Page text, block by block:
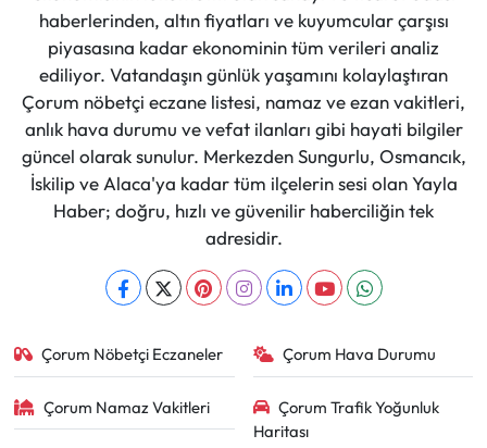
haberlerinden, altın fiyatları ve kuyumcular çarşısı
piyasasına kadar ekonominin tüm verileri analiz
ediliyor. Vatandaşın günlük yaşamını kolaylaştıran
Çorum nöbetçi eczane listesi, namaz ve ezan vakitleri,
anlık hava durumu ve vefat ilanları gibi hayati bilgiler
güncel olarak sunulur. Merkezden Sungurlu, Osmancık,
İskilip ve Alaca'ya kadar tüm ilçelerin sesi olan Yayla
Haber; doğru, hızlı ve güvenilir haberciliğin tek
adresidir.
Çorum Nöbetçi Eczaneler Çorum Hava Durumu
Çorum Namaz Vakitleri
Çorum Trafik Yoğunluk
Haritası